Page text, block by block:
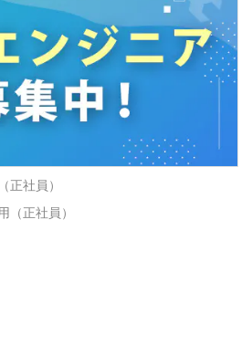
正社員）
（正社員）